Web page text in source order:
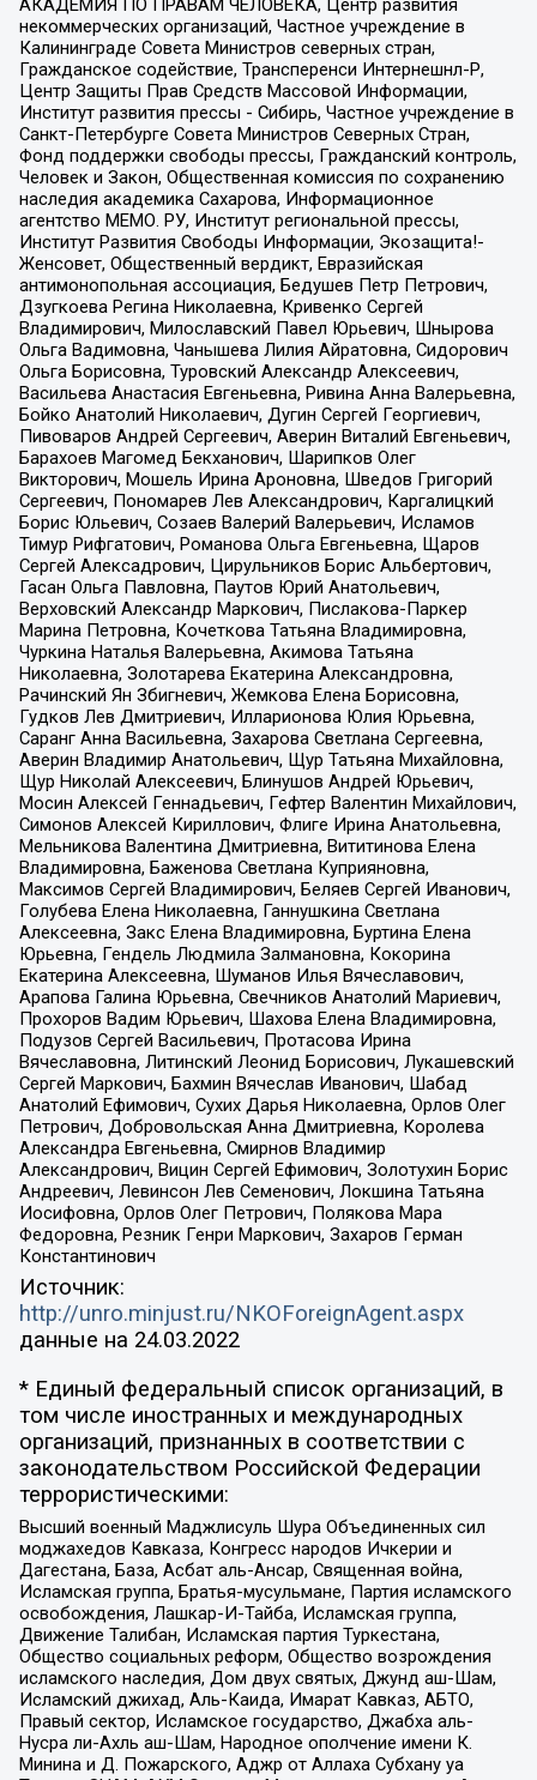
АКАДЕМИЯ ПО ПРАВАМ ЧЕЛОВЕКА, Центр развития
некоммерческих организаций, Частное учреждение в
Калининграде Совета Министров северных стран,
Гражданское содействие, Трансперенси Интернешнл-Р,
Центр Защиты Прав Средств Массовой Информации,
Институт развития прессы - Сибирь, Частное учреждение в
Санкт-Петербурге Совета Министров Северных Стран,
Фонд поддержки свободы прессы, Гражданский контроль,
Человек и Закон, Общественная комиссия по сохранению
наследия академика Сахарова, Информационное
агентство МЕМО. РУ, Институт региональной прессы,
Институт Развития Свободы Информации, Экозащита!-
Женсовет, Общественный вердикт, Евразийская
антимонопольная ассоциация, Бедушев Петр Петрович,
Дзугкоева Регина Николаевна, Кривенко Сергей
Владимирович, Милославский Павел Юрьевич, Шнырова
Ольга Вадимовна, Чанышева Лилия Айратовна, Сидорович
Ольга Борисовна, Туровский Александр Алексеевич,
Васильева Анастасия Евгеньевна, Ривина Анна Валерьевна,
Бойко Анатолий Николаевич, Дугин Сергей Георгиевич,
Пивоваров Андрей Сергеевич, Аверин Виталий Евгеньевич,
Барахоев Магомед Бекханович, Шарипков Олег
Викторович, Мошель Ирина Ароновна, Шведов Григорий
Сергеевич, Пономарев Лев Александрович, Каргалицкий
Борис Юльевич, Созаев Валерий Валерьевич, Исламов
Тимур Рифгатович, Романова Ольга Евгеньевна, Щаров
Сергей Алексадрович, Цирульников Борис Альбертович,
Гасан Ольга Павловна, Паутов Юрий Анатольевич,
Верховский Александр Маркович, Пислакова-Паркер
Марина Петровна, Кочеткова Татьяна Владимировна,
Чуркина Наталья Валерьевна, Акимова Татьяна
Николаевна, Золотарева Екатерина Александровна,
Рачинский Ян Збигневич, Жемкова Елена Борисовна,
Гудков Лев Дмитриевич, Илларионова Юлия Юрьевна,
Саранг Анна Васильевна, Захарова Светлана Сергеевна,
Аверин Владимир Анатольевич, Щур Татьяна Михайловна,
Щур Николай Алексеевич, Блинушов Андрей Юрьевич,
Мосин Алексей Геннадьевич, Гефтер Валентин Михайлович,
Симонов Алексей Кириллович, Флиге Ирина Анатольевна,
Мельникова Валентина Дмитриевна, Вититинова Елена
Владимировна, Баженова Светлана Куприяновна,
Максимов Сергей Владимирович, Беляев Сергей Иванович,
Голубева Елена Николаевна, Ганнушкина Светлана
Алексеевна, Закс Елена Владимировна, Буртина Елена
Юрьевна, Гендель Людмила Залмановна, Кокорина
Екатерина Алексеевна, Шуманов Илья Вячеславович,
Арапова Галина Юрьевна, Свечников Анатолий Мариевич,
Прохоров Вадим Юрьевич, Шахова Елена Владимировна,
Подузов Сергей Васильевич, Протасова Ирина
Вячеславовна, Литинский Леонид Борисович, Лукашевский
Сергей Маркович, Бахмин Вячеслав Иванович, Шабад
Анатолий Ефимович, Сухих Дарья Николаевна, Орлов Олег
Петрович, Добровольская Анна Дмитриевна, Королева
Александра Евгеньевна, Смирнов Владимир
Александрович, Вицин Сергей Ефимович, Золотухин Борис
Андреевич, Левинсон Лев Семенович, Локшина Татьяна
Иосифовна, Орлов Олег Петрович, Полякова Мара
Федоровна, Резник Генри Маркович, Захаров Герман
Константинович
Источник:
http://unro.minjust.ru/NKOForeignAgent.aspx
данные на 24.03.2022
* Единый федеральный список организаций, в
том числе иностранных и международных
организаций, признанных в соответствии с
законодательством Российской Федерации
террористическими:
Высший военный Маджлисуль Шура Объединенных сил
моджахедов Кавказа, Конгресс народов Ичкерии и
Дагестана, База, Асбат аль-Ансар, Священная война,
Исламская группа, Братья-мусульмане, Партия исламского
освобождения, Лашкар-И-Тайба, Исламская группа,
Движение Талибан, Исламская партия Туркестана,
Общество социальных реформ, Общество возрождения
исламского наследия, Дом двух святых, Джунд аш-Шам,
Исламский джихад, Аль-Каида, Имарат Кавказ, АБТО,
Правый сектор, Исламское государство, Джабха аль-
Нусра ли-Ахль аш-Шам, Народное ополчение имени К.
Минина и Д. Пожарского, Аджр от Аллаха Субхану уа